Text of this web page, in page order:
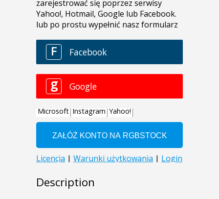
Description